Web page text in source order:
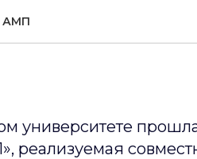
АМП
университете
реализуемая